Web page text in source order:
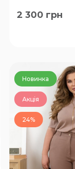
50-52, 54-56,
2 300 грн
Новинка
Акція
24%